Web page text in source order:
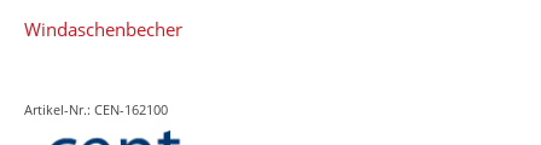
Windaschenbecher
Artikel-Nr.: CEN-162100